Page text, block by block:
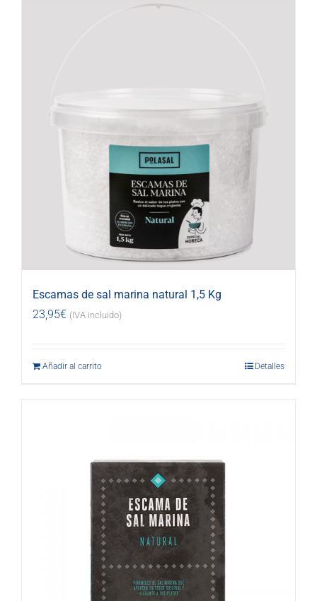
Escamas de sal marina natural 1,5 Kg
23,95€ (IVA incluido)
Añadir al carrito Detalles